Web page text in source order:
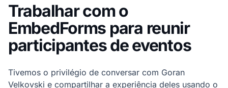
Trabalhar com o
EmbedForms para reunir
participantes de eventos
Tivemos o privilégio de conversar com Goran
Velkovski e compartilhar a experiência deles usando o